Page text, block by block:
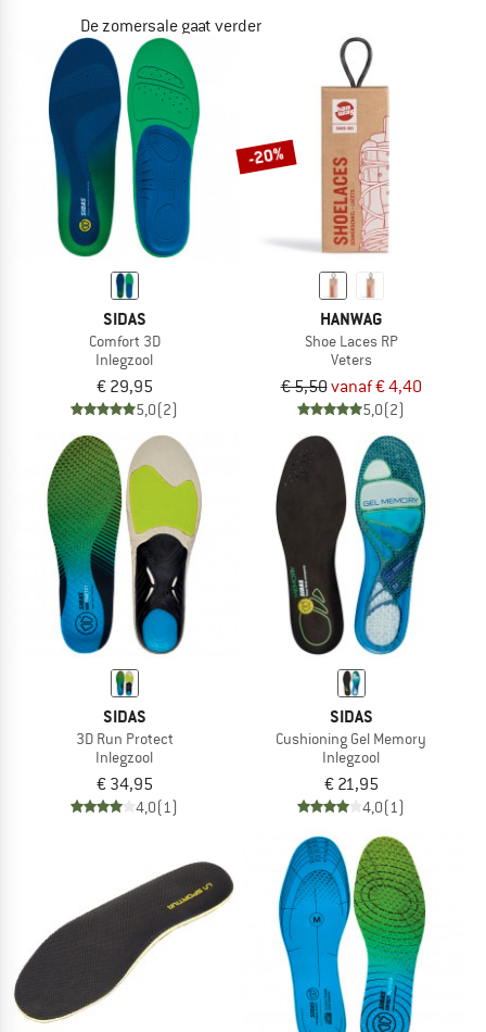
De zomersale gaat verder
NU TOT MAAR LIEFST -50%
NAAR DE SALE
SIDAS
Comfort 3D
Inlegzool
€ 29,95
5,0(2)
-20%
HANWAG
Shoe Laces RP
Veters
€ 5,50vanaf € 4,40
5,0(2)
SIDAS
3D Run Protect
Inlegzool
€ 34,95
4,0(1)
SIDAS
Cushioning Gel Memory
Inlegzool
€ 21,95
4,0(1)